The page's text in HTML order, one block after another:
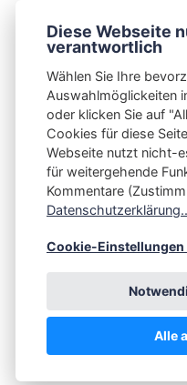
Thunderbird
Integrating Open-
Impressum
Kontakt
💪by☕
Diese Webseite
verantwortlich
Wählen Sie Ihre
Auswahlmöglickeiten
oder klicken Sie auf
Cookies für diese
Webseite nutzt nicht-
für weitergehende
Kommentare
Cookie-Einstellungen
Alle